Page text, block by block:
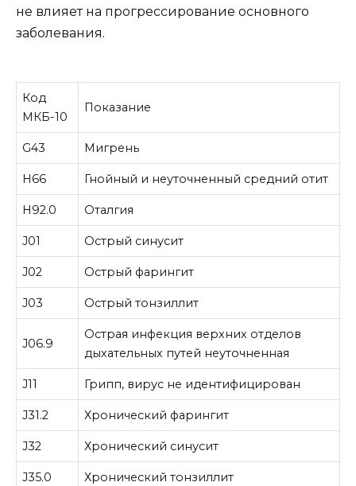
не влияет на прогрессирование основного
заболевания.
Код
МКБ-10
Показание
G43 Мигрень
H66 Гнойный и неуточненный средний отит
H92.0 Оталгия
J01 Острый синусит
J02 Острый фарингит
J03 Острый тонзиллит
J06.9
Острая инфекция верхних отделов
дыхательных путей неуточненная
J11 Грипп, вирус не идентифицирован
J31.2 Хронический фарингит
J32 Хронический синусит
J35.0 Хронический тонзиллит